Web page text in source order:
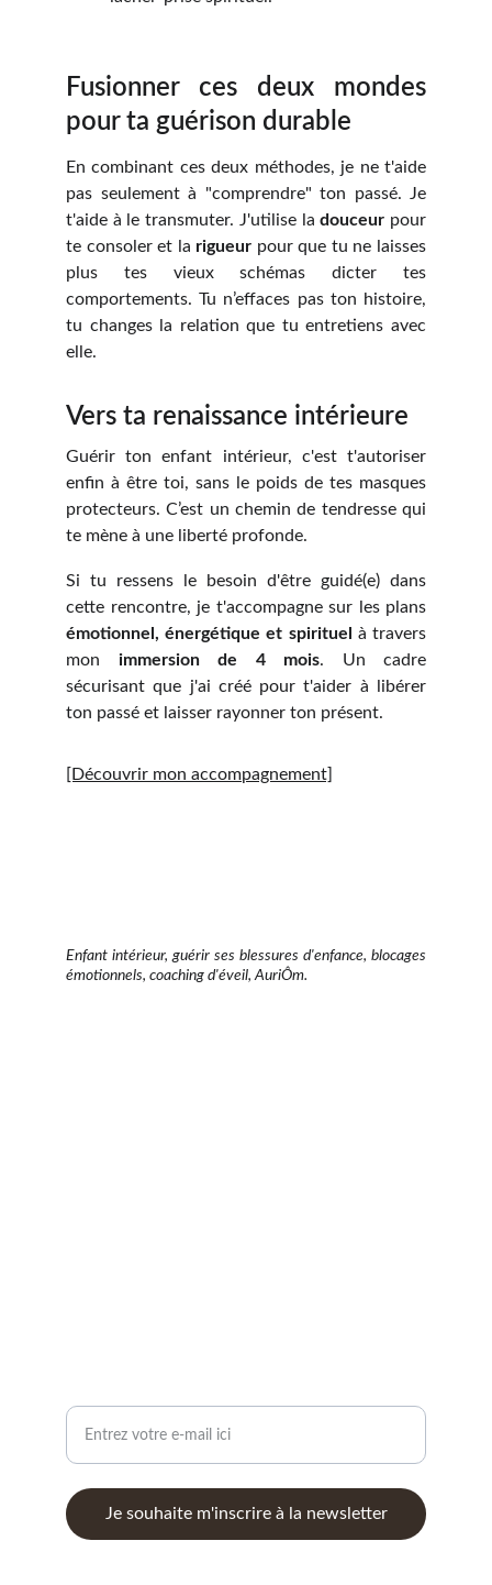
Fusionner ces deux mondes
pour ta guérison durable
En combinant ces deux méthodes, je ne t'aide
pas seulement à "comprendre" ton passé. Je
t'aide à le transmuter. J'utilise ladouceur pour
te consoler et la rigueur pour que tu ne laisses
plus tes vieux schémas dicter tes
comportements. Tu n’effaces pas ton histoire,
tu changes la relation que tu entretiens avec
elle.
Vers ta renaissance intérieure
Guérir ton enfant intérieur, c'est t'autoriser
enfin à être toi, sans le poids de tes masques
protecteurs. C’est un chemin de tendresse qui
te mène à une liberté profonde.
Si tu ressens le besoin d'être guidé(e) dans
cette rencontre, je t'accompagne sur les plans
émotionnel, énergétique et spirituel
à travers
mon immersion de 4 mois. Un cadre
sécurisant que j'ai créé pour t'aider à libérer
ton passé et laisser rayonner ton présent.
[Découvrir mon accompagnement]
Enfant intérieur, guérir ses blessures d'enfance, blocages
émotionnels, coaching d'éveil, AuriÔm.
Je souhaite m'inscrire à la newsletter